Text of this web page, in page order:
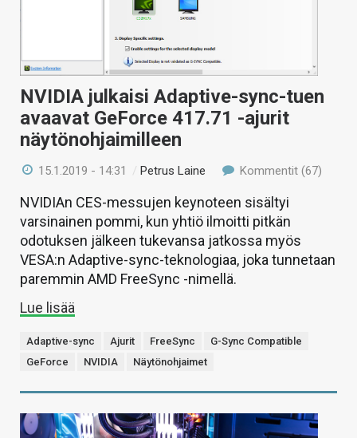
NVIDIA julkaisi Adaptive-sync-tuen
avaavat GeForce 417.71 -ajurit
näytönohjaimilleen
15.1.2019 - 14:31 /Petrus Laine Kommentit (67)
NVIDIAn CES-messujen keynoteen sisältyi
varsinainen pommi, kun yhtiö ilmoitti pitkän
odotuksen jälkeen tukevansa jatkossa myös
VESA:n Adaptive-sync-teknologiaa, joka tunnetaan
paremmin AMD FreeSync -nimellä.
Lue lisää
Adaptive-sync Ajurit FreeSync
G-Sync Compatible
GeForce
NVIDIA Näytönohjaimet